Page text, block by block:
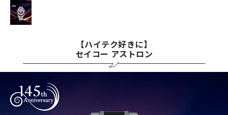
【ハイテク好きに】
セイコー アストロン